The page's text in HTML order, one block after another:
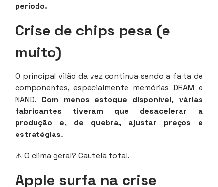
período.
Crise de chips pesa (e
muito)
O principal vilão da vez continua sendo a falta de
componentes, especialmente memórias DRAM e
NAND. Com menos estoque disponível, várias
fabricantes tiveram que desacelerar a
produção e, de quebra, ajustar preços e
estratégias.
⚠️ O clima geral? Cautela total.
Apple surfa na crise